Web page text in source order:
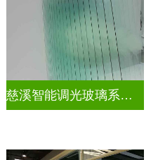
慈溪智能调光玻璃系统隔断拆装